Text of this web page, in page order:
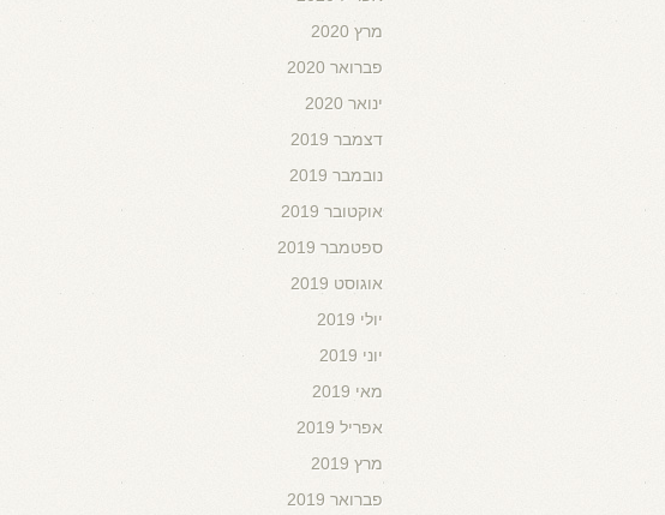
מרץ 2020
פברואר 2020
ינואר 2020
דצמבר 2019
נובמבר 2019
אוקטובר 2019
ספטמבר 2019
אוגוסט 2019
יולי 2019
יוני 2019
מאי 2019
אפריל 2019
מרץ 2019
פברואר 2019